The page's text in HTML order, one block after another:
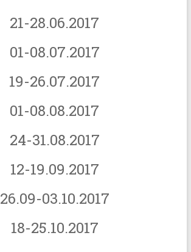
21-28.06.2017
01-08.07.2017
19-26.07.2017
01-08.08.2017
24-31.08.2017
12-19.09.2017
26.09-03.10.2017
18-25.10.2017